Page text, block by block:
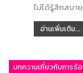
ไม่ได้รู้สึกสบา
อ่านเพิ่มเติม...